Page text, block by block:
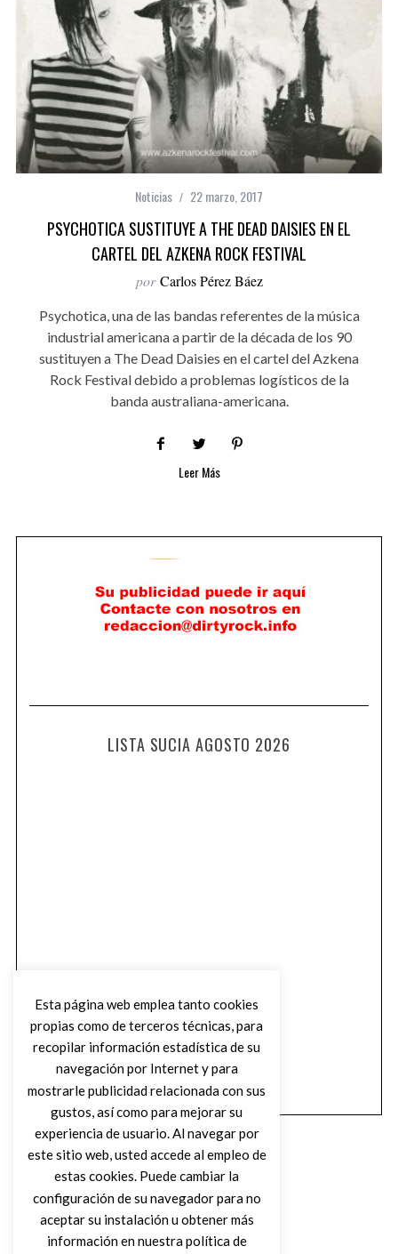
Noticias 22 marzo, 2017
PSYCHOTICA SUSTITUYE A THE DEAD DAISIES EN EL
CARTEL DEL AZKENA ROCK FESTIVAL
por Carlos Pérez Báez
Psychotica, una de las bandas referentes de la música
industrial americana a partir de la década de los 90
sustituyen a The Dead Daisies en el cartel del Azkena
Rock Festival debido a problemas logísticos de la
banda australiana-americana.
Leer Más
LISTA SUCIA AGOSTO 2026
Esta página web emplea tanto cookies
propias como de terceros técnicas, para
recopilar información estadística de su
navegación por Internet y para
mostrarle publicidad relacionada con sus
gustos, así como para mejorar su
experiencia de usuario. Al navegar por
este sitio web, usted accede al empleo de
estas cookies. Puede cambiar la
configuración de su navegador para no
aceptar su instalación u obtener más
información en nuestra política de